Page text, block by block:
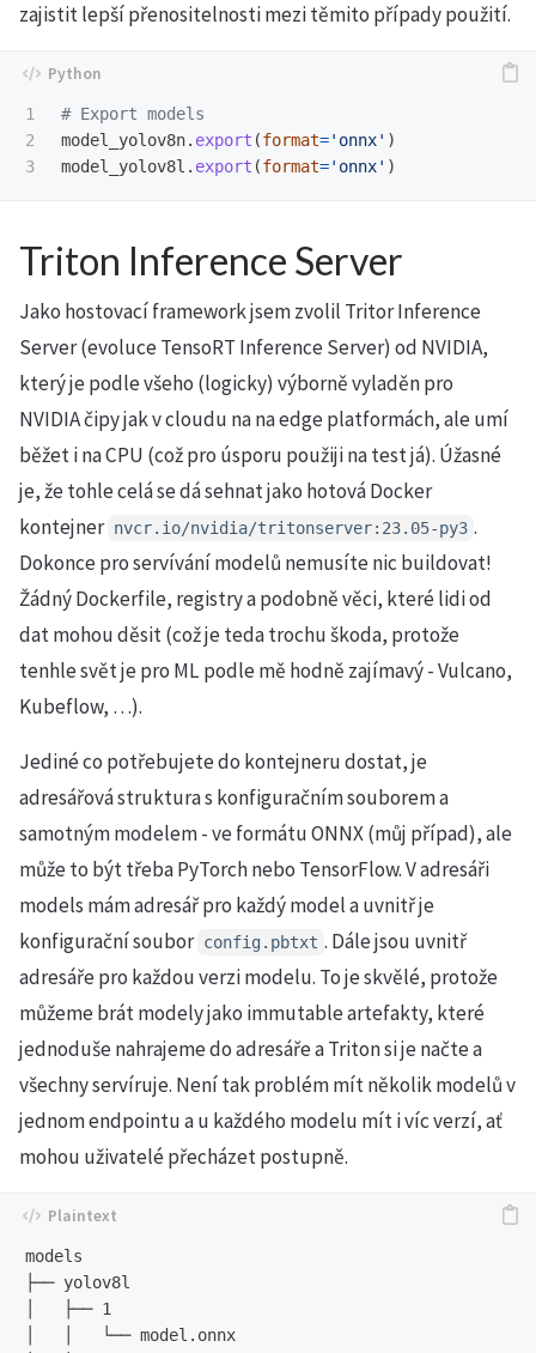
zajistit lepší přenositelnosti mezi těmito případy použití.
1
2
model_yolov8n. export (format=' onnx' )
model_yolov8l . export (format=' onnx' )
Triton Inference Server
Jako hostovací framework jsem zvolil Tritor Inference
Server (evoluce TensoRT Inference Server) od NVIDIA,
který je podle všeho (logicky) výborně vyladěn pro
NVIDIA čipy jak v cloudu na na edge platformách, ale umí
běžet i na CPU (což pro úsporu použiji na test já). Úžasné
je, že tohle celá se dá sehnat jako hotová Docker
kontejner nvcr.io/nvidia/tritonserver:23.05-py3 .
Dokonce pro servívání modelů nemusíte nic buildovat!
Žádný Dockerfile, registry a podobně věci, které lidi od
dat mohou děsit (což je teda trochu škoda, protože
tenhle svět je pro ML podle mě hodně zajímavý - Vulcano,
Kubeflow, …).
Jediné co potřebujete do kontejneru dostat, je
adresářová struktura s konfiguračním souborem a
samotným modelem - ve formátu ONNX (můj případ), ale
může to být třeba PyTorch nebo TensorFlow. V adresáři
models mám adresář pro každý model a uvnitř je
konfigurační soubor config.pbtxt . Dále jsou uvnitř
adresáře pro každou verzi modelu. To je skvělé, protože
můžeme brát modely jako immutable artefakty, které
jednoduše nahrajeme do adresáře a Triton si je načte a
všechny servíruje. Není tak problém mít několik modelů v
jednom endpointu a u každého modelu mít i víc verzí, ať
mohou uživatelé přecházet postupně.
models
├── yolov8l
│   ├── 1
│   │   └── model.onnx